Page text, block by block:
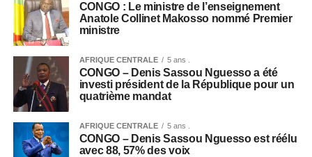
CONGO : Le ministre de l’enseignement
Anatole Collinet Makosso nommé Premier
ministre
AFRIQUE CENTRALE 5 ans .
CONGO – Denis Sassou Nguesso a été
investi président de la République pour un
quatrième mandat
AFRIQUE CENTRALE 5 ans .
CONGO – Denis Sassou Nguesso est réélu
avec 88, 57% des voix